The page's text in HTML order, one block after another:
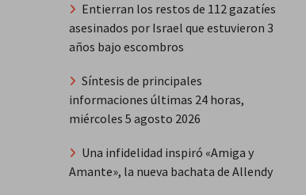
Entierran los restos de 112 gazatíes
asesinados por Israel que estuvieron 3
años bajo escombros
Síntesis de principales
informaciones últimas 24 horas,
miércoles 5 agosto 2026
Una infidelidad inspiró «Amiga y
Amante», la nueva bachata de Allendy